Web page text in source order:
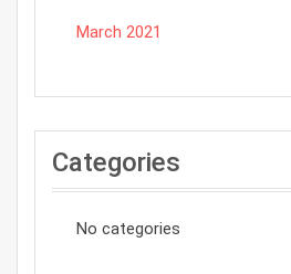
March 2021
Categories
No categories